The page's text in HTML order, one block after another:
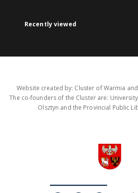
Recently viewed
Website created by: Cluster of Warmia
The co-founders of the Cluster are:
Olsztyn and the Provincial Public